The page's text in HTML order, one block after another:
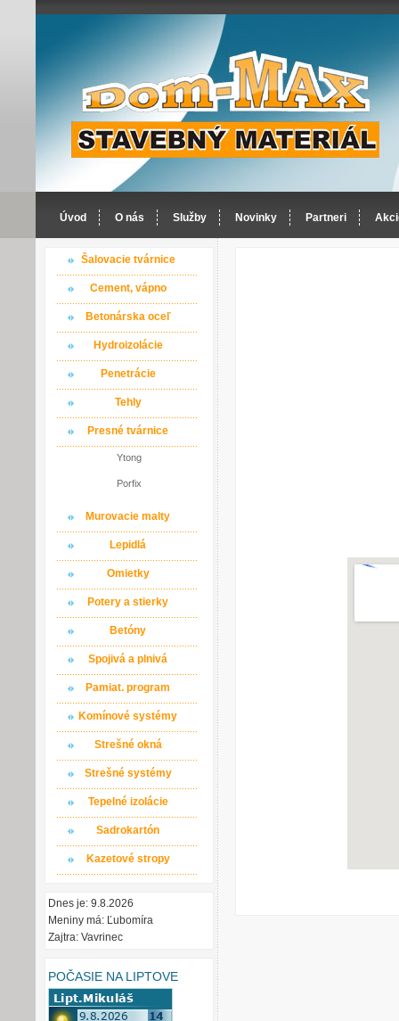
Úvod O nás Služby Novinky Partneri
Šalovacie tvárnice
Cement, vápno
Betonárska oceľ
Hydroizolácie
Penetrácie
Tehly
Presné tvárnice
Ytong
Porfix
Murovacie malty
Lepidlá
Omietky
Potery a stierky
Betóny
Spojivá a plnivá
Pamiat. program
Komínové systémy
Strešné okná
Strešné systémy
Tepelné izolácie
Sadrokartón
Kazetové stropy
Dnes je: 9.8.2026
Meniny má: Ľubomíra
Zajtra: Vavrinec
POČASIE NA LIPTOVE